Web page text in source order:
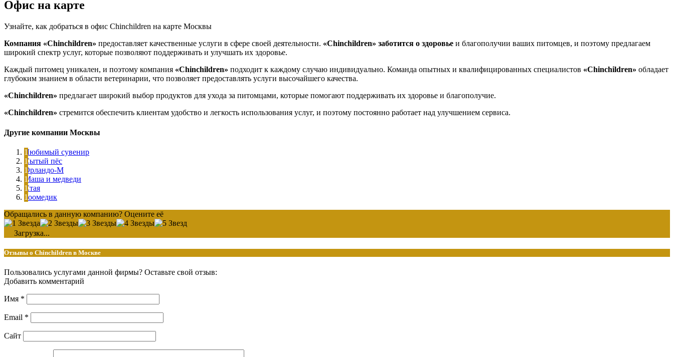
Офис на карте
Узнайте, как добраться в офис Chinchildren на карте Москвы
Компания «Chinchildren» предоставляет качественные услуги в сфере своей деятельности. «Chinchildren» заботится о здоровье и благополучии ваших питомцев, и поэтому предлагаем
широкий спектр услуг, которые позволяют поддерживать и улучшать их здоровье.
Каждый питомец уникален, и поэтому компания «Chinchildren» подходит к каждому случаю индивидуально. Команда опытных и квалифицированных специалистов «Chinchildren» обладает
глубоким знанием в области ветеринарии, что позволяет предоставлять услуги высочайшего качества.
«Chinchildren» предлагает широкий выбор продуктов для ухода за питомцами, которые помогают поддерживать их здоровье и благополучие.
«Chinchildren» стремится обеспечить клиентам удобство и легкость использования услуг, и поэтому постоянно работает над улучшением сервиса.
Другие компании Москвы
Любимый сувенир
Сытый пёс
Орландо-М
Маша и медведи
Стая
Зоомедик
Обращались в данную компанию? Оцените её
Загрузка...
Отзывы о Chinchildren в Москве
Пользовались услугами данной фирмы? Оставьте свой отзыв:
Добавить комментарий
Имя *
Email *
Сайт